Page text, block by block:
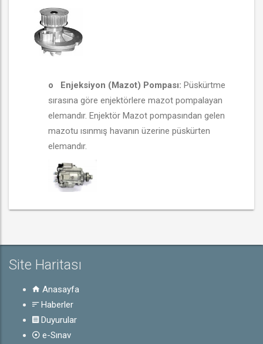
o Enjeksiyon (Mazot) Pompası: Püskürtme
sırasına göre enjektörlere mazot pompalayan
elemandır. Enjektör Mazot pompasından gelen
mazotu ısınmış havanın üzerine püskürten
elemandır.
Site Haritası
Anasayfa
Haberler
Duyurular
e-Sınav